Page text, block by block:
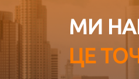
МИ
ЦЕ